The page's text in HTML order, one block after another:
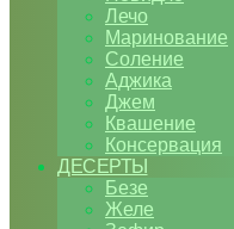
Лечо
Маринование
Соление
Аджика
Джем
Квашение
Консервация
ДЕСЕРТЫ
Безе
Желе